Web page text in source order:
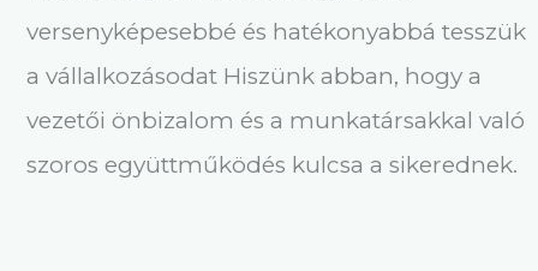
versenyképesebbé és hatékonyabbá tesszük
a vállalkozásodat Hiszünk abban, hogy a
vezetői önbizalom és a munkatársakkal való
szoros együttműködés kulcsa a sikerednek.